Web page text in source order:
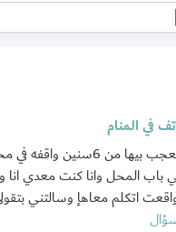
في المنام
حلمت ان واحده كنت معجب بيها من
باب المحل وانا كنت معدي انا
اتكلم معاهإ وسالتني